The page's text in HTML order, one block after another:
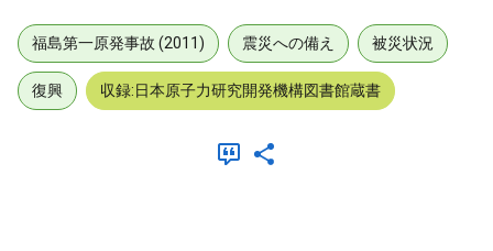
福島第一原発事故 (2011) 震災への備え 被災状況
復興 収録:日本原子力研究開発機構図書館蔵書